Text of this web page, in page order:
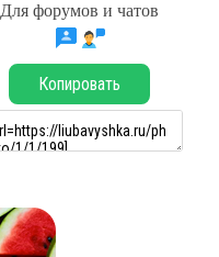
Для форумов и чатов
Копировать